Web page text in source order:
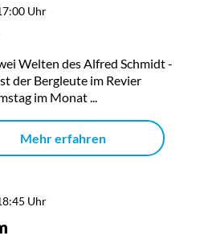
Uhr
Welten des Alfred Schmidt -
der Bergleute im Revier
im Monat ...
Mehr erfahren
Uhr